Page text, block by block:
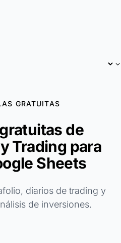
GRATUITAS
de
Trading para
Sheets
diarios de trading y
de inversiones.